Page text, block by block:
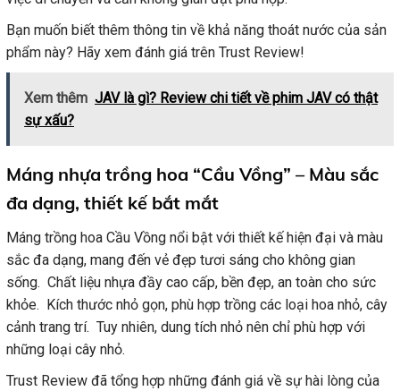
Bạn muốn biết thêm thông tin về khả năng thoát nước của sản
phẩm này? Hãy xem đánh giá trên Trust Review!
Xem thêm JAV là gì? Review chi tiết về phim JAV có thật
sự xấu?
Máng nhựa trồng hoa “Cầu Vồng” – Màu sắc
đa dạng, thiết kế bắt mắt
Máng trồng hoa Cầu Vồng nổi bật với thiết kế hiện đại và màu
sắc đa dạng, mang đến vẻ đẹp tươi sáng cho không gian
sống. Chất liệu nhựa đầy cao cấp, bền đẹp, an toàn cho sức
khỏe. Kích thước nhỏ gọn, phù hợp trồng các loại hoa nhỏ, cây
cảnh trang trí. Tuy nhiên, dung tích nhỏ nên chỉ phù hợp với
những loại cây nhỏ.
Trust Review đã tổng hợp những đánh giá về sự hài lòng của